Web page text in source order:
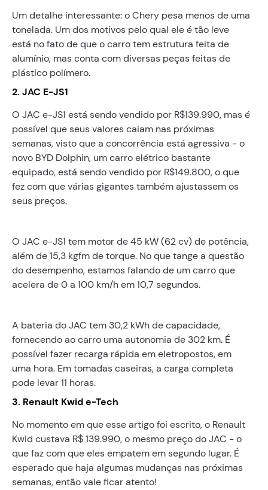
Um detalhe interessante: o Chery pesa menos de uma
tonelada. Um dos motivos pelo qual ele é tão leve
está no fato de que o carro tem estrutura feita de
alumínio, mas conta com diversas peças feitas de
plástico polímero.
2. JAC E-JS1
O JAC e-JS1 está sendo vendido por R$139.990, mas é
possível que seus valores caiam nas próximas
semanas, visto que a concorrência está agressiva - o
novo BYD Dolphin, um carro elétrico bastante
equipado, está sendo vendido por R$149.800, o que
fez com que várias gigantes também ajustassem os
seus preços.
O JAC e-JS1 tem motor de 45 kW (62 cv) de potência,
além de 15,3 kgfm de torque. No que tange a questão
do desempenho, estamos falando de um carro que
acelera de 0 a 100 km/h em 10,7 segundos.
A bateria do JAC tem 30,2 kWh de capacidade,
fornecendo ao carro uma autonomia de 302 km. É
possível fazer recarga rápida em eletropostos, em
uma hora. Em tomadas caseiras, a carga completa
pode levar 11 horas.
3. Renault Kwid e-Tech
No momento em que esse artigo foi escrito, o Renault
Kwid custava R$ 139.990, o mesmo preço do JAC - o
que faz com que eles empatem em segundo lugar. É
esperado que haja algumas mudanças nas próximas
semanas, então vale ficar atento!